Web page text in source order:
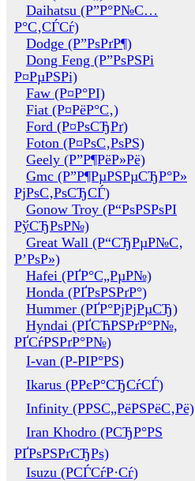
Daihatsu (Р”Р°Р№С…
Р°С‚СЃСѓ)
Dodge (Р”РѕРґР¶)
Dong Feng (Р”РѕРЅРі
Р¤РµРЅРі)
Faw (Р¤Р°РІ)
Fiat (Р¤РёР°С‚)
Ford (Р¤РѕСЂРґ)
Foton (Р¤РѕС‚РѕРЅ)
Geely (Р”Р¶РёР»Рё)
Gmc (Р”Р¶РµРЅРµСЂР°Р»
РјРѕС‚РѕСЂСЃ)
Gonow Troy (Р“РѕРЅРѕРІ
РўСЂРѕР№)
Great Wall (Р“СЂРµР№С‚
Р’РѕР»)
Hafei (РҐР°С„РµР№)
Honda (РҐРѕРЅРґР°)
Hummer (РҐР°РјРјРµСЂ)
Hyndai (РҐСЋРЅРґР°Р№,
РҐСѓРЅРґР°Р№)
I-van (Р-РІР°РЅ)
Ikarus (РРєР°СЂСѓСЃ)
Infinity (РРЅС„РёРЅРёС‚Рё)
Iran Khodro (РСЂР°РЅ
РҐРѕРЅРґСЂРѕ)
Isuzu (РСЃСѓР·Сѓ)